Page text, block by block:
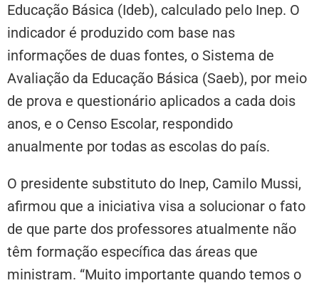
Educação Básica (Ideb), calculado pelo Inep. O
indicador é produzido com base nas
informações de duas fontes, o Sistema de
Avaliação da Educação Básica (Saeb), por meio
de prova e questionário aplicados a cada dois
anos, e o Censo Escolar, respondido
anualmente por todas as escolas do país.
O presidente substituto do Inep, Camilo Mussi,
afirmou que a iniciativa visa a solucionar o fato
de que parte dos professores atualmente não
têm formação específica das áreas que
ministram. “Muito importante quando temos o